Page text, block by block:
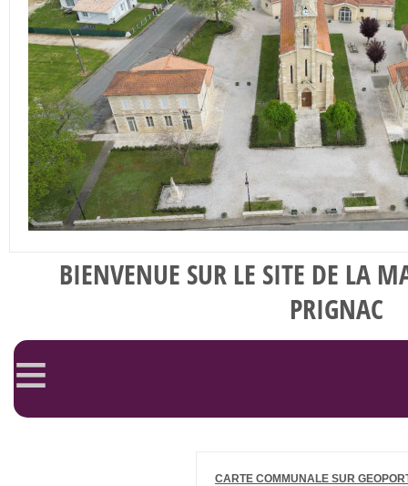
BIENVENUE SUR LE SITE DE LA
PRIGNAC
≡
CARTE COMMUNALE SUR